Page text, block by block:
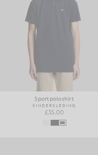
Sportpoloshirt
KINDERKLEDING
£35.00